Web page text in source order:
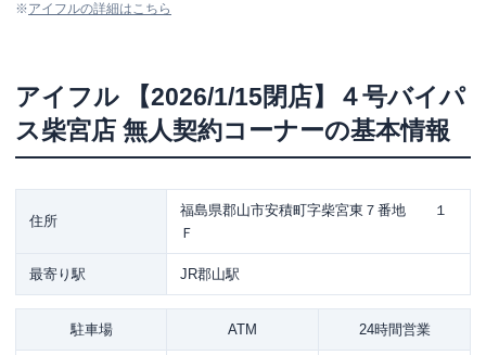
※アイフルの詳細はこちら
アイフル
【2026/1/15閉店】４号バイパ
ス柴宮店 無人契約コーナーの基本情報
住所
福島県郡山市安積町字柴宮東７番地 １
Ｆ
最寄り駅 JR郡山駅
駐車場 ATM 24時間営業